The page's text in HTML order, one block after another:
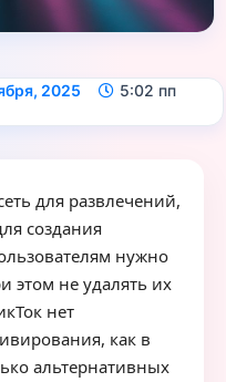
2025
5:02 пп
для развлечений,
создания
нужно
этом не удалять их
нет
как в
альтернативных